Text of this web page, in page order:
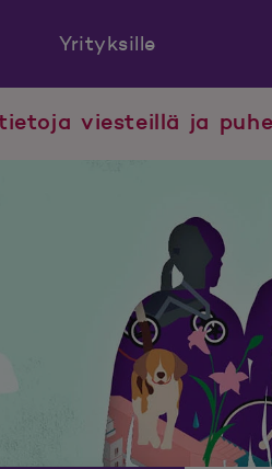
Yrityksille
viesteillä ja